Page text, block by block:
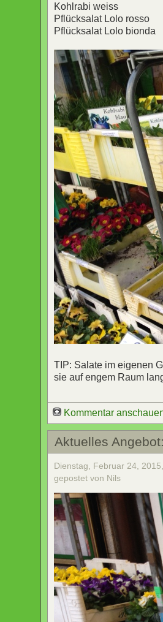
Kohlrabi weiss
Pflücksalat Lolo rosso
Pflücksalat Lolo bionda
TIP: Salate im eigenen
sie auf engem Raum
Kommentar
Aktuelles
Dienstag, Februar 24,
gepostet von Nils